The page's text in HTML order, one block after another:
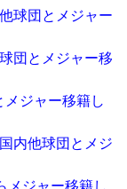
球団とメジャー
団とメジャー移
メジャー移籍し
内他球団とメジ